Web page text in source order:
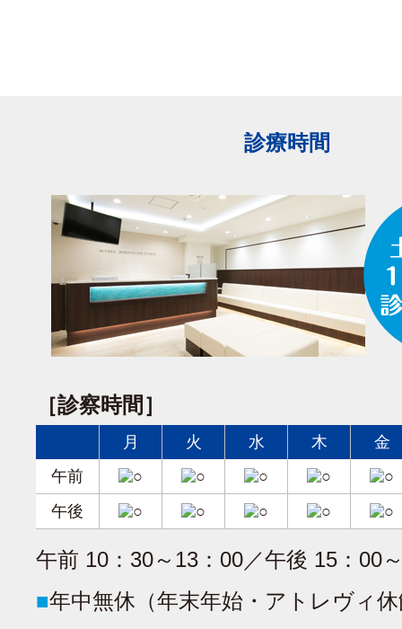
診療時間
［診察時間］
月 火 水 木
金
午前
午後
午前 10：30～13：00／午後 15：00
■年中無休（年末年始・アトレヴィ